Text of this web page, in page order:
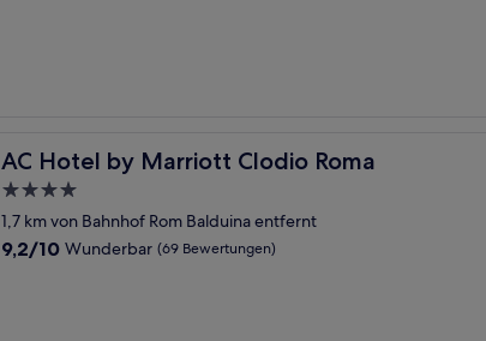
AC Hotel by Marriott Clodio Roma
AC Hotel by Marriott Clodio Roma
4.0-
Sterne-
Unterkunft
1,7 km von Bahnhof Rom Balduina entfernt
9.2
9,2/10 Wunderbar (69 Bewertungen)